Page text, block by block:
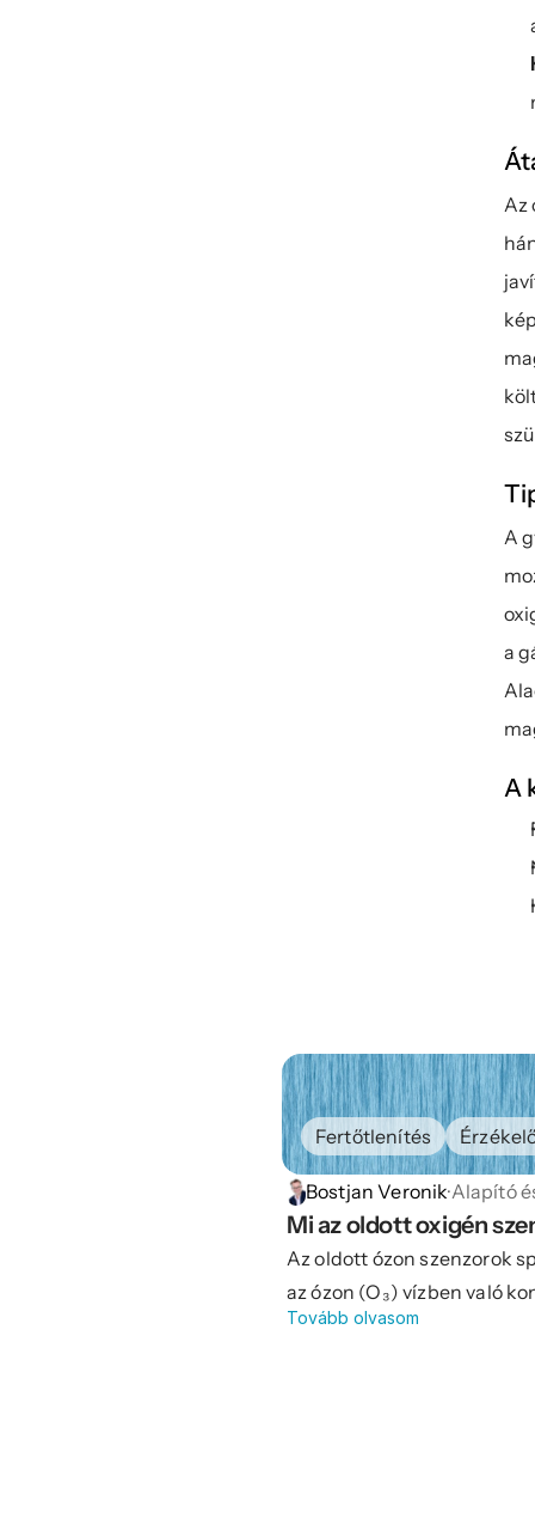
Az
A
a
A
Fertőtlenítés
Bostjan Veronik·Alapító
Mi az oldott oxigén
Az oldott ózon szenzorok
az ózon (O₃) vízben való
terveztek. Az ózon erős
Tovább olvasom